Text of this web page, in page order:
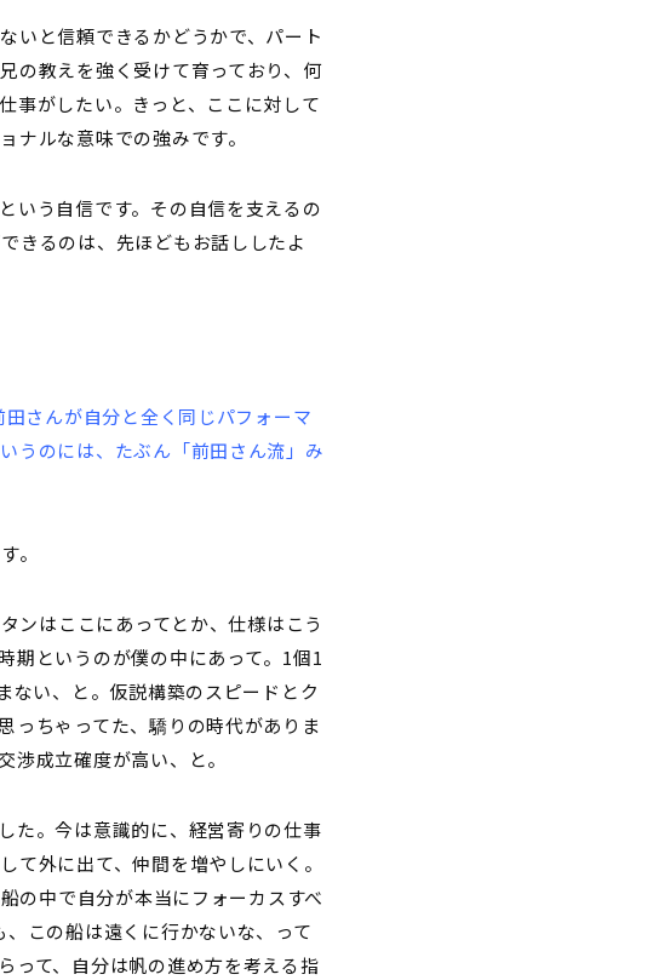
いと信頼できるかどうかで、パート
の教えを強く受けて育っており、何
事がしたい。きっと、ここに対して
ナルな意味での強みです。
いう自信です。その自信を支えるの
きるのは、先ほどもお話ししたよ
さんが自分と全く同じパフォーマ
うのには、たぶん「前田さん流」み
。
ンはここにあってとか、仕様はこう
期というのが僕の中にあって。1個1
ない、と。仮説構築のスピードとク
っちゃってた、驕りの時代がありま
渉成立確度が高い、と。
た。今は意識的に、経営寄りの仕事
外に出て、仲間を増やしにいく。
の中で自分が本当にフォーカスすべ
この船は遠くに行かないな、って
って、自分は帆の進め方を考える指